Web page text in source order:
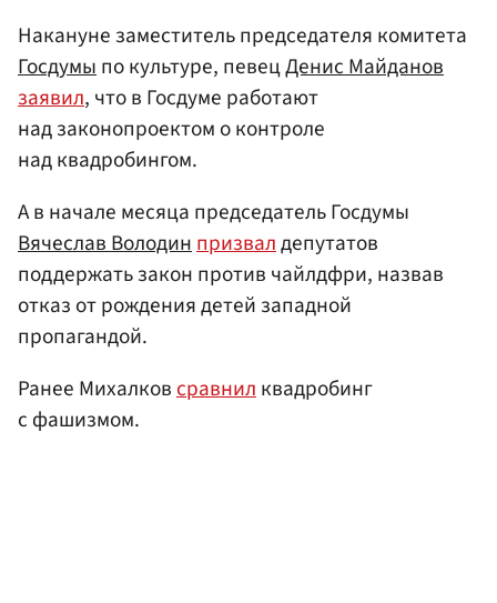
Накануне заместитель председателя комитета
Госдумыпо культуре, певецДенис Майданов
заявил, что в Госдуме работают
над законопроектом о контроле
над квадробингом.
А в начале месяца председатель Госдумы
Вячеслав Володинпризвалдепутатов
поддержать закон против чайлдфри, назвав
отказ от рождения детей западной
пропагандой.
Ранее Михалковсравнилквадробинг
с фашизмом.